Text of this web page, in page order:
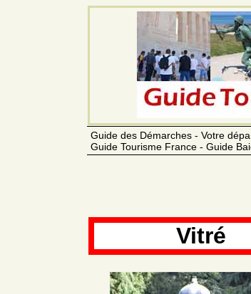
Guide des Démarches - Votre
Guide Tourisme France - Guide
Vitré